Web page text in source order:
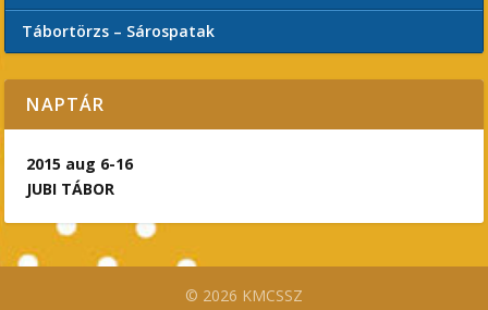
Tábortörzs – Sárospatak
NAPTÁR
2015 aug 6-16
JUBI TÁBOR
© 2026 KMCSSZ